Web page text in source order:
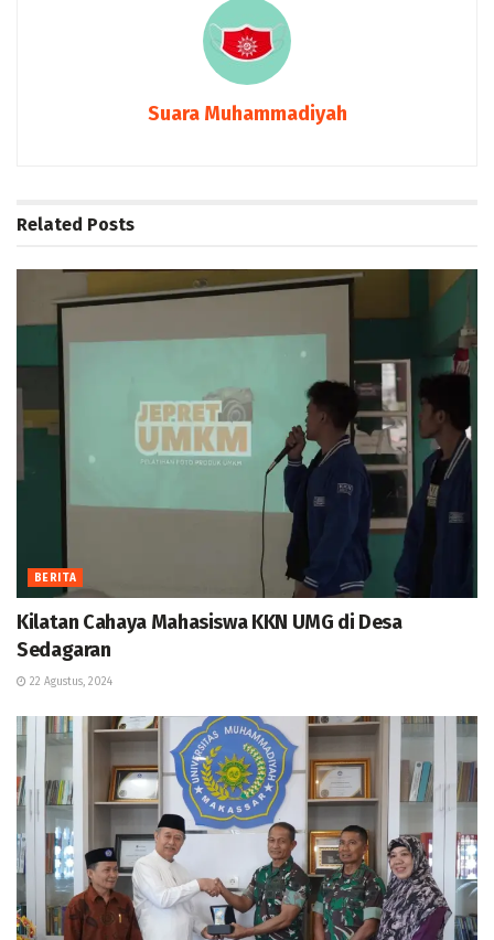
Suara Muhammadiyah
Related Posts
BERITA
Kilatan Cahaya Mahasiswa KKN UMG di Desa
Sedagaran
22 Agustus, 2024